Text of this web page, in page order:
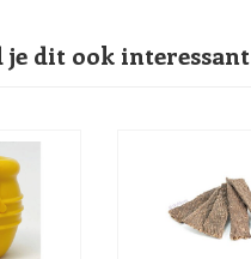
dit ook interessant